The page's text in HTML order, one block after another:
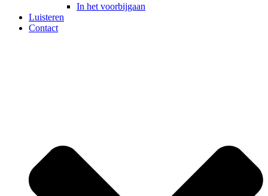
In het voorbijgaan
Luisteren
Contact